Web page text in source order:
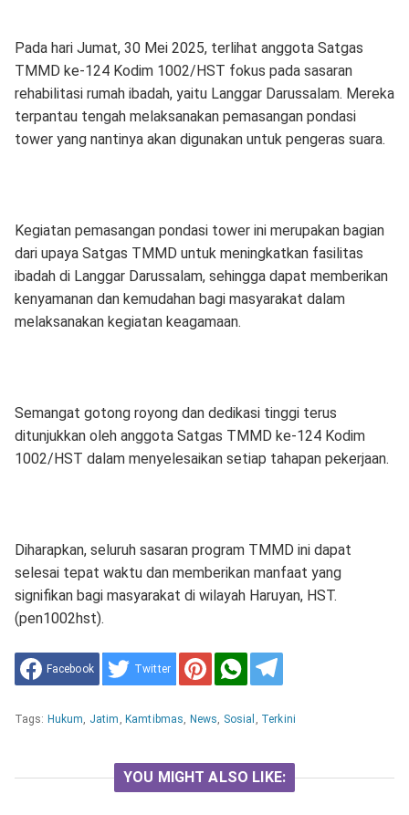
Pada hari Jumat, 30 Mei 2025, terlihat anggota Satgas
TMMD ke-124 Kodim 1002/HST fokus pada sasaran
rehabilitasi rumah ibadah, yaitu Langgar Darussalam. Mereka
terpantau tengah melaksanakan pemasangan pondasi
tower yang nantinya akan digunakan untuk pengeras suara.
Kegiatan pemasangan pondasi tower ini merupakan bagian
dari upaya Satgas TMMD untuk meningkatkan fasilitas
ibadah di Langgar Darussalam, sehingga dapat memberikan
kenyamanan dan kemudahan bagi masyarakat dalam
melaksanakan kegiatan keagamaan.
Semangat gotong royong dan dedikasi tinggi terus
ditunjukkan oleh anggota Satgas TMMD ke-124 Kodim
1002/HST dalam menyelesaikan setiap tahapan pekerjaan.
Diharapkan, seluruh sasaran program TMMD ini dapat
selesai tepat waktu dan memberikan manfaat yang
signifikan bagi masyarakat di wilayah Haruyan, HST.
(pen1002hst).
Facebook Twitter
Tags: Hukum, Jatim , Kamtibmas, News, Sosial , Terkini
YOU MIGHT ALSO LIKE: